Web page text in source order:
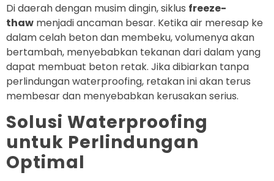
Di daerah dengan musim dingin, siklus freeze-
thaw menjadi ancaman besar. Ketika air meresap ke
dalam celah beton dan membeku, volumenya akan
bertambah, menyebabkan tekanan dari dalam yang
dapat membuat beton retak. Jika dibiarkan tanpa
perlindungan waterproofing, retakan ini akan terus
membesar dan menyebabkan kerusakan serius.
Solusi Waterproofing
untuk Perlindungan
Optimal